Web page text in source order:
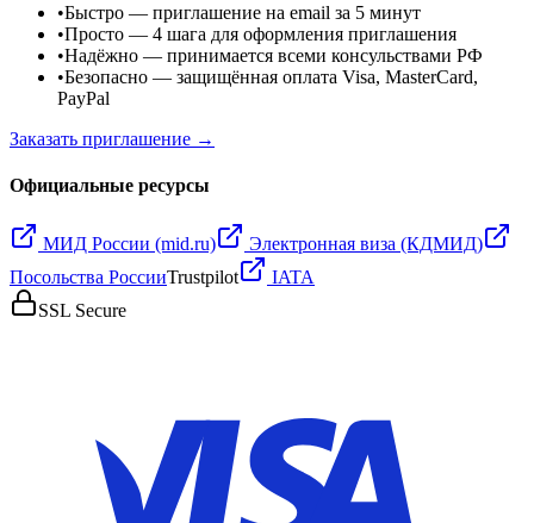
•Быстро — приглашение на email за 5 минут
•Просто — 4 шага для оформления приглашения
•Надёжно — принимается всеми консульствами РФ
•Безопасно — защищённая оплата Visa, MasterCard,
PayPal
Заказать приглашение →
Официальные ресурсы
МИД России (mid.ru)
Электронная виза (КДМИД)
Посольства РоссииTrustpilot
IATA
SSL Secure